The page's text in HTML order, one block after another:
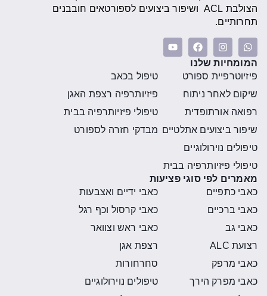
הצולבת ACL ושיפור ביצועים לספורטאים חובבנים
תחרותיים.
המומחיות שלנו
פיזיוטרפיית ספורט
שיקום לאחר ניתוח
רפואה אורתופדית
שיפור ביצועים אתלטיים
טיפולים נוירולוגיים
טיפולי פיזיותרפיה בבית
טיפול בכאב
פיזיותרפיה רצפת האגן
טיפולי פיזיותרפיה בבית
מבדקי חזרה לספורט
מאמרים לפי סוגי פציעות
כאבי כתפיים
כאבי ברכיים
כאבי גב
רצועת ALC
כאבי מרפק
כאבי מפרק הירך
כאבי ידיים ואצבעות
כאבי קרסול וכף רגל
כאבי ראש וצוואר
רצפת אגן
סחרחורות
טיפולים נוירולוגיים